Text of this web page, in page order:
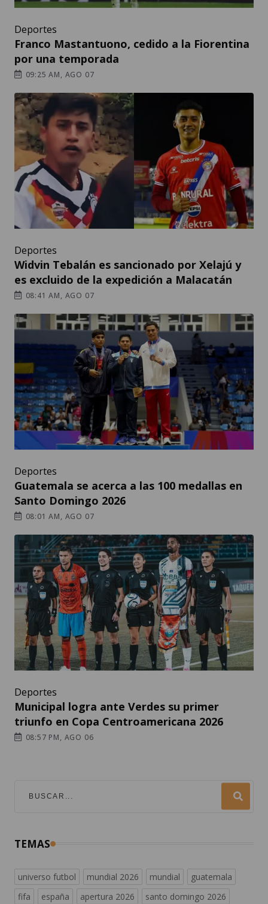
Deportes
Franco Mastantuono, cedido a la Fiorentina
por una temporada
09:25 AM, AGO 07
Deportes
Widvin Tebalán es sancionado por Xelajú y
es excluido de la expedición a Malacatán
08:41 AM, AGO 07
Deportes
Guatemala se acerca a las 100 medallas en
Santo Domingo 2026
08:01 AM, AGO 07
Deportes
Municipal logra ante Verdes su primer
triunfo en Copa Centroamericana 2026
08:57 PM, AGO 06
TEMAS
universo futbol mundial 2026 mundial
guatemala
fifa
españa apertura 2026
santo domingo 2026